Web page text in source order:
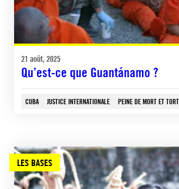
21 août, 2025
Qu’est-ce que Guantánamo ?
CUBA JUSTICE INTERNATIONALE PEINE DE MORT ET
LES BASES